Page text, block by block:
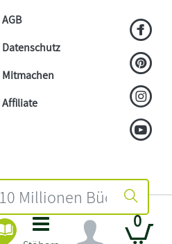
0
AGB
Datenschutz
Mitmachen
Affiliate